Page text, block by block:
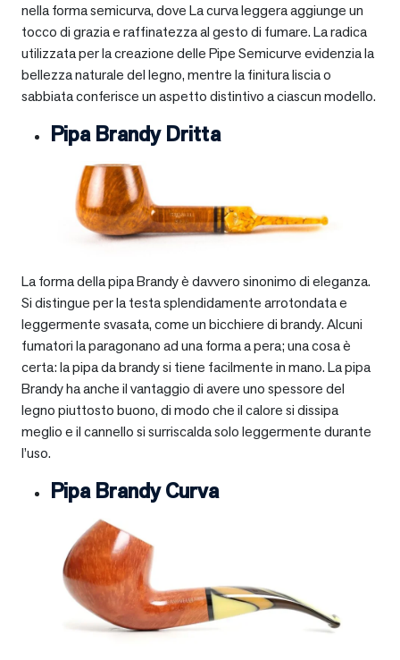
nella forma semicurva, dove La curva leggera aggiunge un
tocco di grazia e raffinatezza al gesto di fumare. La radica
utilizzata per la creazione delle Pipe Semicurve evidenzia la
bellezza naturale del legno, mentre la finitura liscia o
sabbiata conferisce un aspetto distintivo a ciascun modello.
Pipa Brandy Dritta
La forma della pipa Brandy è davvero sinonimo di eleganza.
Si distingue per la testa splendidamente arrotondata e
leggermente svasata, come un bicchiere di brandy. Alcuni
fumatori la paragonano ad una forma a pera; una cosa è
certa: la pipa da brandy si tiene facilmente in mano. La pipa
Brandy ha anche il vantaggio di avere uno spessore del
legno piuttosto buono, di modo che il calore si dissipa
meglio e il cannello si surriscalda solo leggermente durante
l’uso.
Pipa Brandy Curva